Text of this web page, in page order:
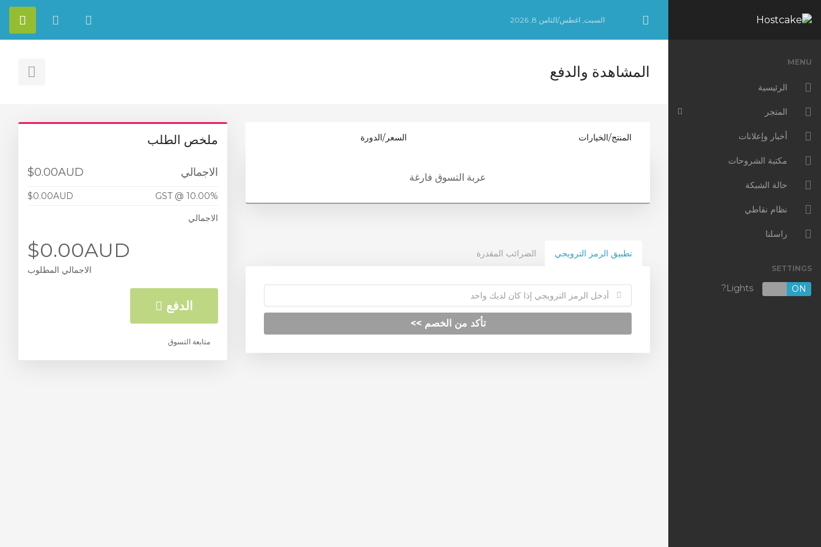
Minimize
Menu
السبت, اغطس/الثامن 8, 2026
العربيةشاهد
العربة
MENU
الرئيسية
المتجر
تصفح الكل
Website Hosting
Microsoft 365
Office 365 - Business
Office 365 - Enterprise
Azure Public Cloud - Pay
per use
أخبار وإعلانات
مكتبة الشروحات
حالة الشبكة
نظام نقاطي
راسلنا
SETTINGS
OFF ON
المشاهدة والدفع
المنتج/الخيارات السعر/الدورة
عربة التسوق فارغة
تطبيق الرمز الترويجي الضرائب المقدرة
تأكد من الخصم >>
ملخص الطلب
الاجمالي $0.00AUD
GST @ 10.00%
$0.00AUD
الاجمالي
$0.00AUD
الاجمالي المطلوب
الدفع
متابعة التسوق